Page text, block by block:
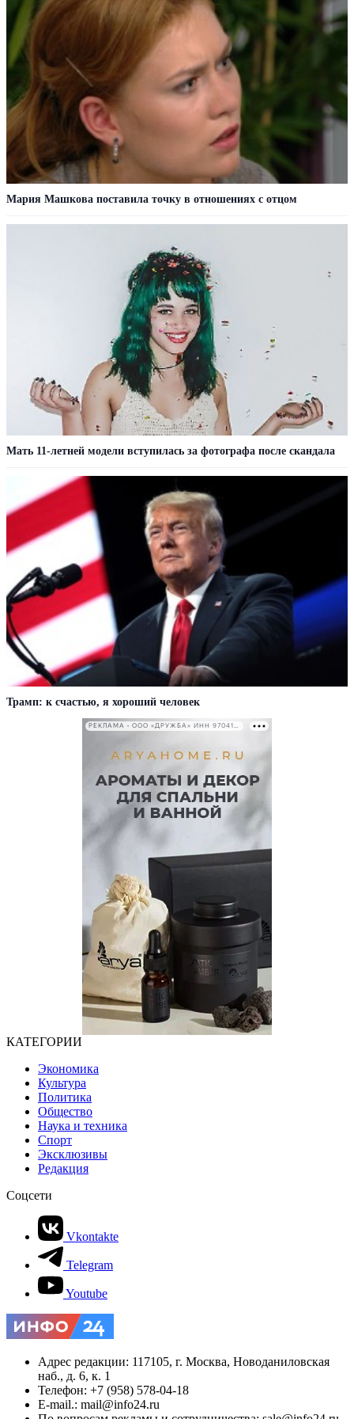
Мария Машкова поставила точку в отношениях с отцом
Мать 11-летней модели вступилась за фотографа после скандала
Трамп: к счастью, я хороший человек
РЕКЛАМА • ООО «ДРУЖБА» ИНН 9704146411
КАТЕГОРИИ
Экономика
Культура
Политика
Общество
Наука и техника
Спорт
Эксклюзивы
Редакция
Соцсети
Vkontakte
Telegram
Youtube
Адрес редакции: 117105, г. Москва, Новоданиловская
наб., д. 6, к. 1
Телефон: +7 (958) 578-04-18
E-mail.: mail@info24.ru